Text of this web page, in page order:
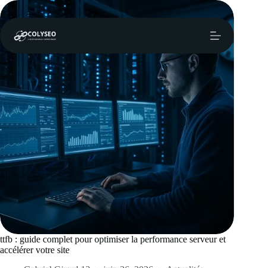
Passer
au
ttfb : guide complet pour optimiser la performance serveur et
accélérer votre site